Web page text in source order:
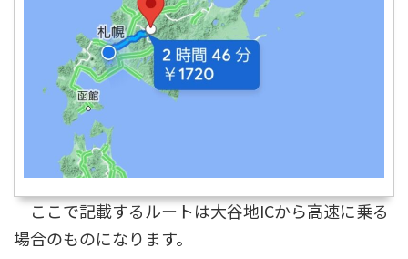
ここで記載するルートは大谷地ICから高速に乗る
場合のものになります。